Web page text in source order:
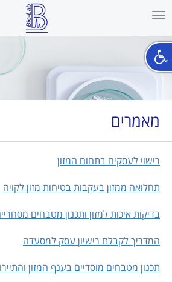
Toggle
מאמרים
רישוי לעסקים בתחום המזון
תחלואה ממזון בעקבות בטיחות מזון לקויה
בדיקות איכות למזון ותכנון מטבחים
המדריך לקבלת רישיון עסק למסעדה
תכנון מטבחים מוסדיים בענף המזון